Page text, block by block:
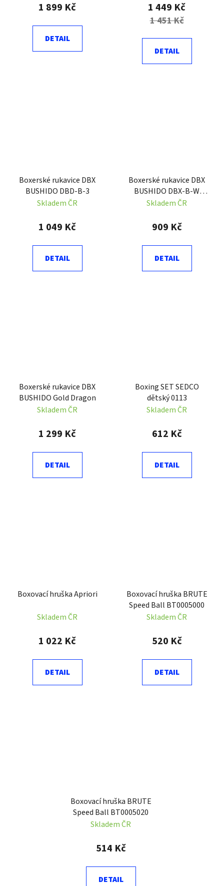
1 899 Kč
DETAIL
1 449 Kč
1 451 Kč
DETAIL
Boxerské rukavice DBX
BUSHIDO DBD-B-3
Skladem ČR
1 049 Kč
DETAIL
Boxerské rukavice DBX
BUSHIDO DBX-B-W
EverCLEAN
Skladem ČR
909 Kč
DETAIL
Boxerské rukavice DBX
BUSHIDO Gold Dragon
Skladem ČR
1 299 Kč
DETAIL
Boxing SET SEDCO
dětský 0113
Skladem ČR
612 Kč
DETAIL
Boxovací hruška Apriori
Skladem ČR
1 022 Kč
DETAIL
Boxovací hruška BRUTE
Speed Ball BT0005000
Skladem ČR
520 Kč
DETAIL
Boxovací hruška BRUTE
Speed Ball BT0005020
Skladem ČR
514 Kč
DETAIL